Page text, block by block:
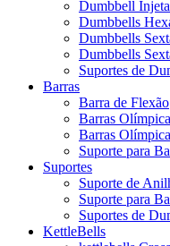
Dumbbell
Dumbbells
Dumbbells
Dumbbells
Suportes de
Barras
Barra de Flexão
Barras
Barras
Suporte para
Suportes
Suporte de
Suporte para
Suportes de
KettleBells